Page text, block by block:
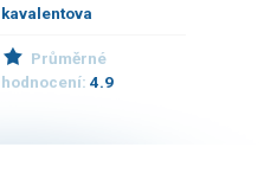
kavalentova
Průměrné
hodnocení:4.9